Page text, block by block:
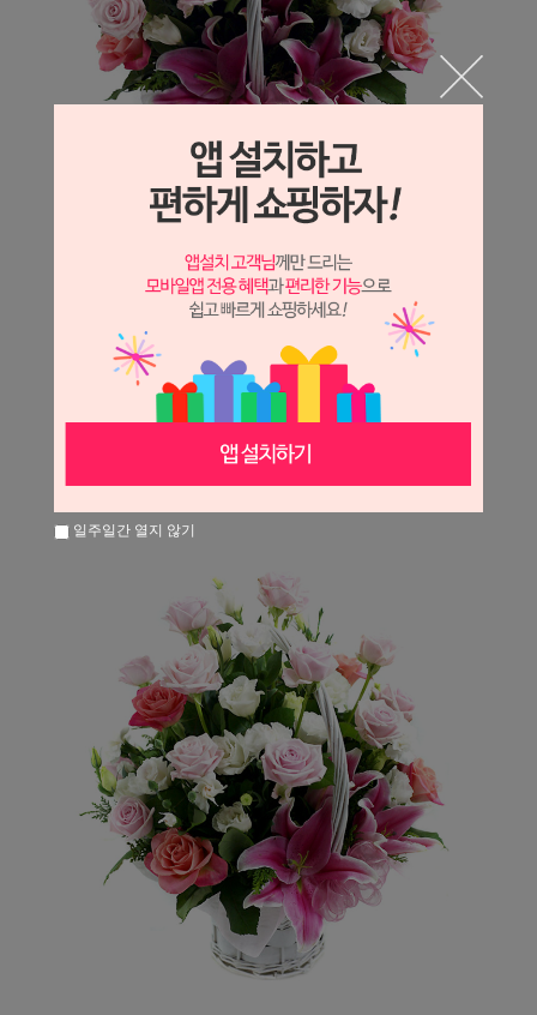
일주일간 열지 않기